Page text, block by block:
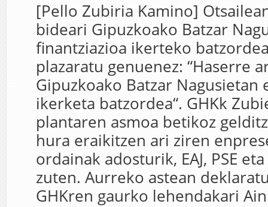
[Pello Zubiria Kamino]
bideari Gipuzkoako Batzar
finantziazioa ikerteko
plazaratu genuenez: “Haserre
Gipuzkoako Batzar Nagusietan
ikerketa batzordea“. GHKk
plantaren asmoa betikoz
hura eraikitzen ari ziren
ordainak adosturik, EAJ, PSE
zuten. Aurreko astean
GHKren gaurko lehendakari